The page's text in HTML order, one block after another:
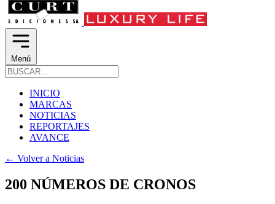
Menú
INICIO
MARCAS
NOTICIAS
REPORTAJES
AVANCE
← Volver a Noticias
200 NÚMEROS DE CRONOS